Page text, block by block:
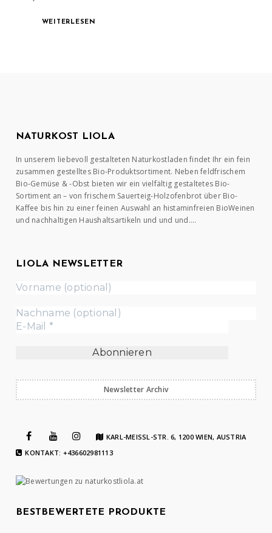
WEITERLESEN
NATURKOST LIOLA
In unserem liebevoll gestalteten Naturkostladen findet Ihr ein fein
zusammen gestelltes Bio-Produktsortiment. Neben feldfrischem
Bio-Gemüse & -Obst bieten wir ein vielfältig gestaltetes Bio-
Sortiment an – von frischem Sauerteig-Holzofenbrot über Bio-
Kaffee bis hin zu einer feinen Auswahl an histaminfreien BioWeinen
und nachhaltigen Haushaltsartikeln und und und….
LIOLA NEWSLETTER
Newsletter Archiv
KARL-MEISSL-STR. 6, 1200 WIEN, AUSTRIA
KONTAKT: +436602981113
BESTBEWERTETE PRODUKTE